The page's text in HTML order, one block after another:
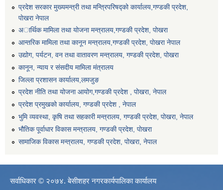
प्रदेश सरकार मुख्यमन्त्री तथा मन्त्रिपरिषद्को कार्यालय,गण्डकी प्रदेश,
पाेखरा नेपाल
अार्थिक मामिला तथा योजना मन्त्रालय,गण्डकी प्रदेश, पोखरा
आन्तरिक मामिला तथा कानून मन्त्रालय,गण्डकी प्रदेश, पाेखरा नेपाल
उद्योग, पर्यटन, वन तथा वातावरण मन्त्रालय, गण्डकी प्रदेश, पोखरा
कानून, न्याय र संसदीय मामिला मंत्रालय
जिल्ला प्रशासन कार्यालय,लमजुङ
प्रदेश नीति तथा योजना आयोग,गण्डकी प्रदेश , पोखरा, नेपाल
प्रदेश प्रमुखको कार्यालय, गण्डकी प्रदेश , नेपाल
भुमि व्यवस्था, कृषि तथा सहकारी मन्त्रालय, गण्डकी प्रदेश, पोखरा, नेपाल
भौतिक पूर्वाधार विकास मन्त्रालय, गण्डकी प्रदेश, पाेखरा
सामाजिक विकास मन्त्रालय, गण्डकी प्रदेश, पोखरा, नेपाल
सर्वाधिकार © २०७४. बेसीशहर नगरकार्यपालिका कार्यालय